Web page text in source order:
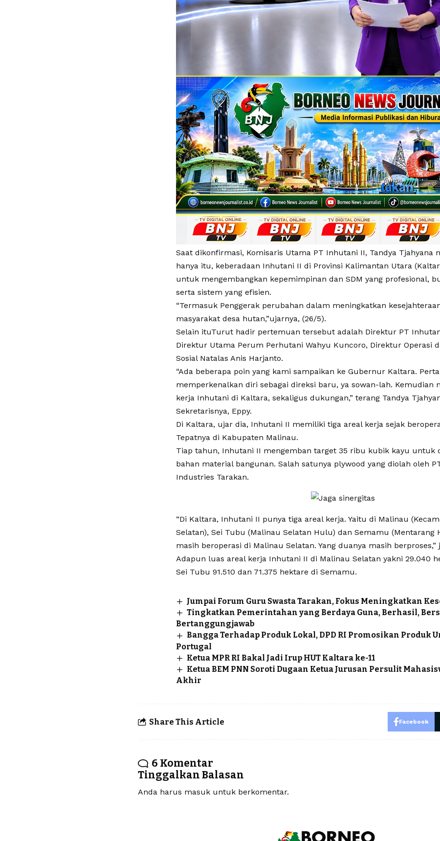
Saat dikonfirmasi, Komisaris Utama PT Inhutani II, Tandya Tjahyana
hanya itu, keberadaan Inhutani II di Provinsi Kalimantan Utara
untuk mengembangkan kepemimpinan dan SDM yang profesional,
serta sistem yang efisien.
“Termasuk Penggerak perubahan dalam meningkatkan
masyarakat desa hutan,”ujarnya, (26/5).
Selain ituTurut hadir pertemuan tersebut adalah Direktur PT
Direktur Utama Perum Perhutani Wahyu Kuncoro, Direktur Operasi
Sosial Natalas Anis Harjanto.
“Ada beberapa poin yang kami sampaikan ke Gubernur Kaltara.
memperkenalkan diri sebagai direksi baru, ya sowan-lah. Kemudian
kerja Inhutani di Kaltara, sekaligus dukungan,” terang Tandya
Sekretarisnya, Eppy.
Di Kaltara, ujar dia, Inhutani II memiliki tiga areal kerja sejak
Tepatnya di Kabupaten Malinau.
Tiap tahun, Inhutani II mengemban target 35 ribu kubik kayu untuk
bahan material bangunan. Salah satunya plywood yang diolah oleh
Industries Tarakan.
“Di Kaltara, Inhutani II punya tiga areal kerja. Yaitu di Malinau
Selatan), Sei Tubu (Malinau Selatan Hulu) dan Semamu (Mentarang
masih beroperasi di Malinau Selatan. Yang duanya masih berproses,”
Adapun luas areal kerja Inhutani II di Malinau Selatan yakni 29.040
Sei Tubu 91.510 dan 71.375 hektare di Semamu.
Jumpai Forum Guru Swasta Tarakan, Fokus Meningkatkan
Tingkatkan Pemerintahan yang Berdaya Guna, Berhasil,
Bertanggungjawab
Bangga Terhadap Produk Lokal, DPD RI Promosikan Produk
Portugal
Ketua MPR RI Bakal Jadi Irup HUT Kaltara ke-11
Ketua BEM PNN Soroti Dugaan Ketua Jurusan Persulit
Akhir
Share This Article Facebook
6 Komentar
Tinggalkan Balasan
Anda harus masuk untuk berkomentar.